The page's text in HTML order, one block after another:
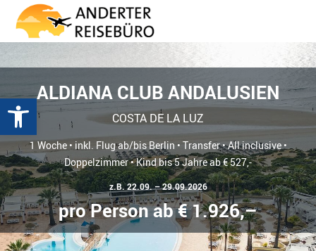
Werkzeugleiste öffnenALDIANA CLUB ANDALUSIEN
COSTA DE LA LUZ
1 Woche • inkl. Flug ab/bis Berlin • Transfer • All inclusive •
Doppelzimmer • Kind bis 5 Jahre ab € 527,-
z.B. 22.09. – 29.09.2026
pro Person ab € 1.926,–